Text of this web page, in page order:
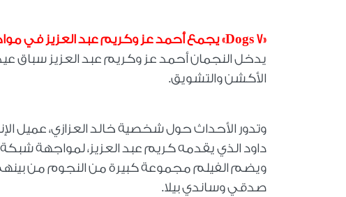
«7 Dogs» يجمع أحمد عز وكريم عبد العزيز في مواجهة جديدة
الأكشن والتشويق.
وتدور الأحداث حول شخصية خالد العزازي، عميل
داود الذي يقدمه كريم عبد العزيز، لمواجهة
ويضم الفيلم مجموعة كبيرة من النجوم من بينهم
صدقي وساندي بيلا.